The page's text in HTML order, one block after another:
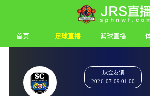
首页 足球直播 篮球直播
球会友谊